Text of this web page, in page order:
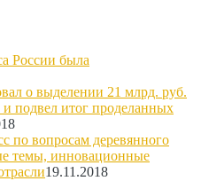
России была
о выделении 21 млрд. руб.
подвел итог проделанных
по вопросам деревянного
темы, инновационные
19.11.2018